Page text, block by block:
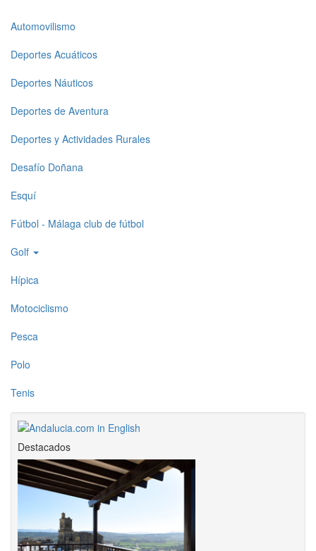
Top
level
menu
1
Automovilismo
Deportes Acuáticos
Deportes Náuticos
Deportes de Aventura
Deportes y Actividades Rurales
Desafío Doñana
Esquí
Fútbol - Málaga club de fútbol
Golf
Hípica
Motociclismo
Pesca
Polo
Tenis
Destacados